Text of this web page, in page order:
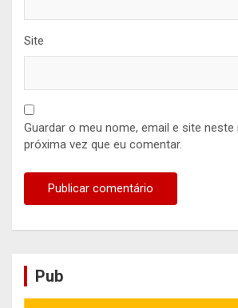
Site
Guardar o meu nome, email e site neste
próxima vez que eu comentar.
Pub